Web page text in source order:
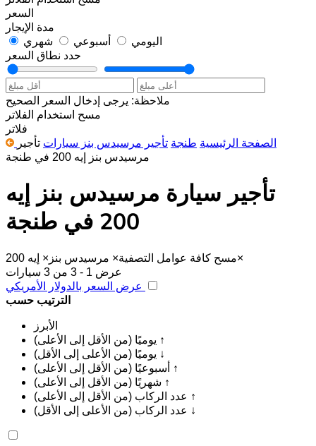
السعر
مدة الإيجار
اليومي
أسبوعي
شهري
حدد نطاق السعر
ملاحظة: يرجى إدخال السعر الصحيح
مسح استخدام الفلاتر
فلاتر
الصفحة الرئيسية طنجة تأجير مرسيدس بنز سيارات تأجير
مرسيدس بنز إيه 200 في طنجة
تأجير سيارة مرسيدس بنز إيه
200 في طنجة
مسح كافة عوامل التصفية× مرسيدس بنز × إيه 200
×
عرض 1 - 3 من 3 سيارات
الترتيب حسب
الأبرز
يوميًا (من الأقل إلى الأعلى) ↑
يوميًا (من الأعلى إلى الأقل) ↓
أسبوعيًا (من الأقل إلى الأعلى) ↑
شهريًا (من الأقل إلى الأعلى) ↑
عدد الركاب (من الأقل إلى الأعلى) ↑
عدد الركاب (من الأعلى إلى الأقل) ↓